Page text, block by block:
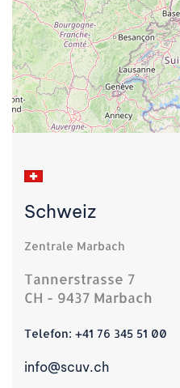
Schweiz
Zentrale Marbach
Tannerstrasse 7
CH - 9437 Marbach
Telefon: +41 76 345 51 00
info@scuv.ch